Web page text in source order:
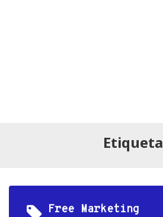
Etiqueta
Free Marketing